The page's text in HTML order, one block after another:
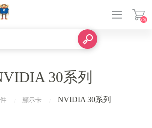
(0)
30系列
顯示卡 NVIDIA 30系列